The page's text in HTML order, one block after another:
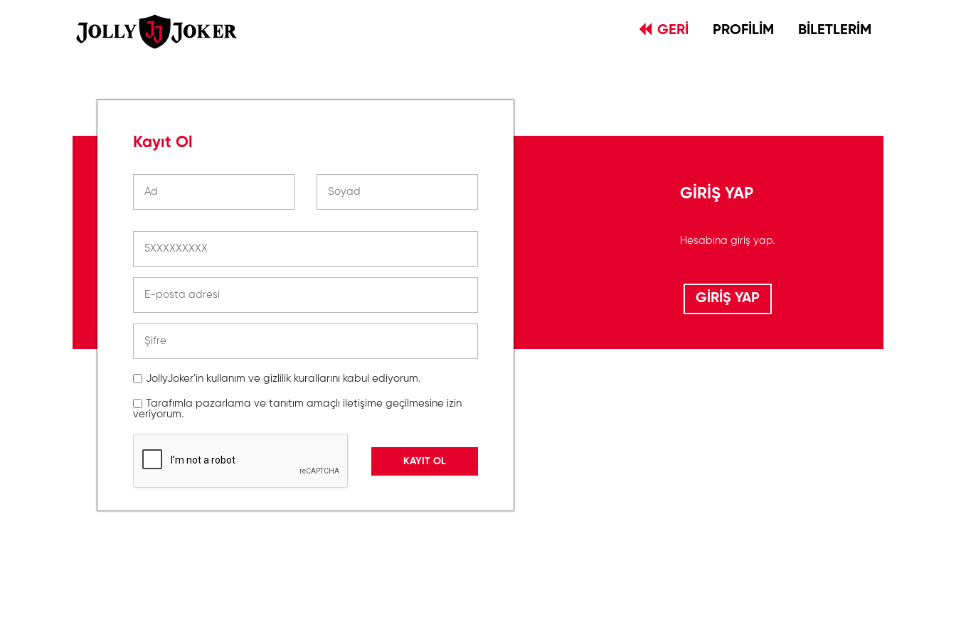
GERİ PROFİLİM BİLETLERİM
Kayıt Ol
JollyJoker'in kullanım ve gizlilik kurallarını kabul ediyorum.
Tarafımla pazarlama ve tanıtım amaçlı iletişime geçilmesine izin
veriyorum.
GİRİŞ YAP
Hesabına giriş yap.
GİRİŞ YAP